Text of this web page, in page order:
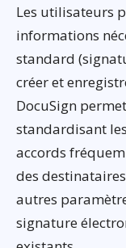
Les utilisateurs
informations
standard
créer et
DocuSign
standardisant
accords
des
autres
signature